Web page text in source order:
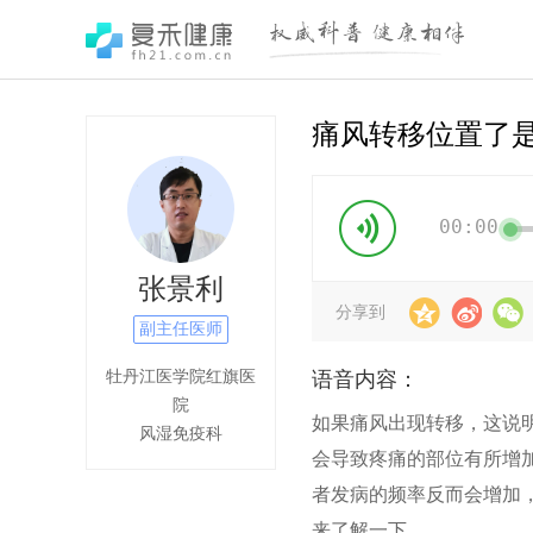
张景利
副主任医师
牡丹江医学院红旗医
院
风湿免疫科
痛风转移位置了
00:00
分享到
语音内容：
如果痛风出现转移，这说
会导致疼痛的部位有所增
者发病的频率反而会增加